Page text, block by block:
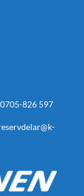
0705-826 597